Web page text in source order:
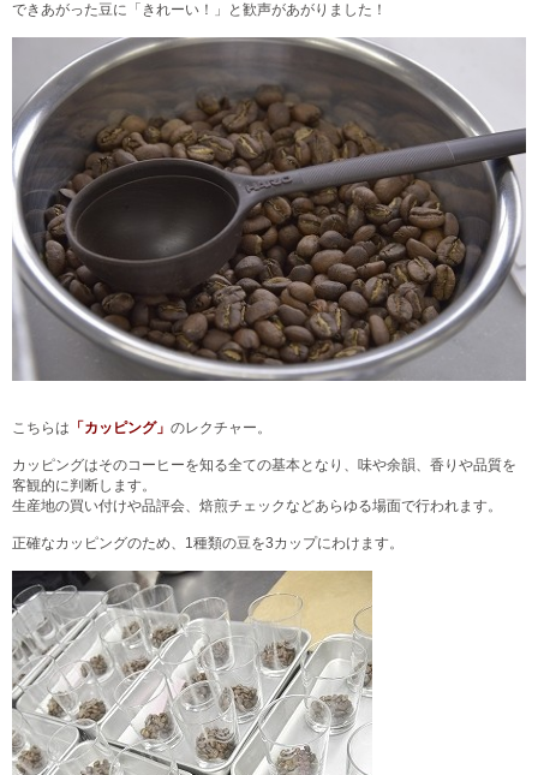
できあがった豆に「きれーい！ 」と歓声があがりました！
こちらは 「カッピング」 のレクチャー。
カッピングはそのコーヒーを知る全ての基本となり、味や余韻、香りや品質を
客観的に判断します。
生産地の買い付けや品評会、焙煎チェックなどあらゆる場面で行われます。
正確なカッピングのため、1種類の豆を3カップにわけます。